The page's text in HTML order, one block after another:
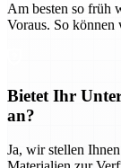
Am besten so früh
Voraus. So
Bietet Ihr
an?
Ja, wir stellen